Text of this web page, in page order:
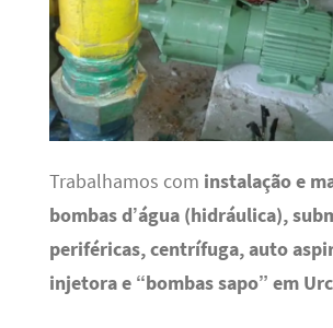
Trabalhamos com instalação e
bombas d’água (hidráulica),
periféricas, centrífuga, auto
injetora e “bombas sapo” em